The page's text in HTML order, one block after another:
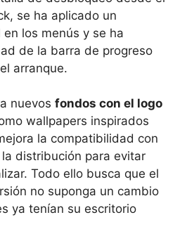
se ha aplicado un
los menús y se ha
de la barra de progreso
arranque.
nuevos fondos con el logo
wallpapers inspirados
la compatibilidad con
distribución para evitar
Todo ello busca que el
no suponga un cambio
ya tenían su escritorio